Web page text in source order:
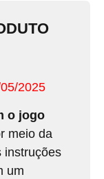
2025
o jogo
meio da
instruções
um